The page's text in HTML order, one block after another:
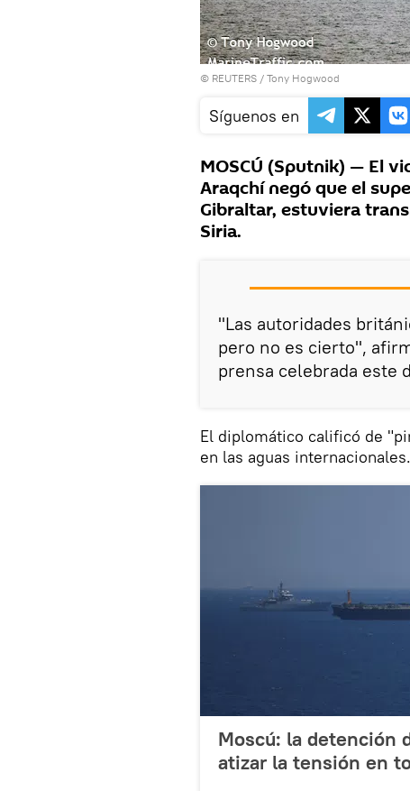
© REUTERS / Tony Hogwood
Síguenos en
MOSCÚ (Sputnik) — El
Araqchí negó que el
Gibraltar, estuviera
Siria.
"Las autoridades
pero no es cierto",
prensa celebrada este
El diplomático calificó de
en las aguas internacionales.
Moscú: la detención
atizar la tensión en